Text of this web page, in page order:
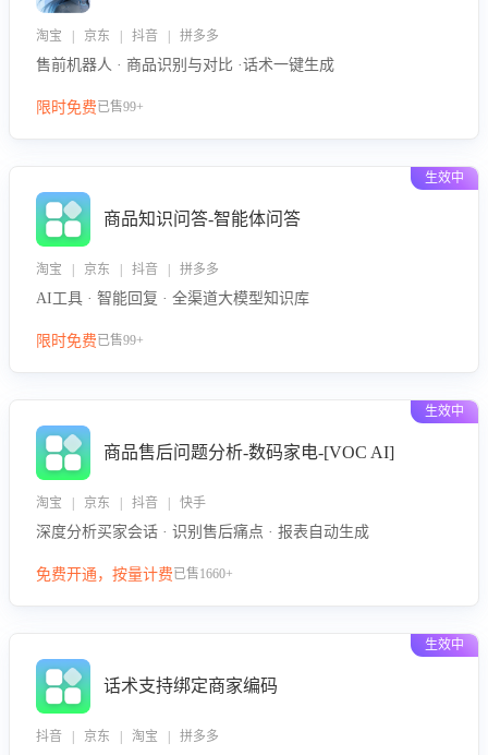
淘宝 | 京东 | 抖音 | 拼多多
售前机器人 · 商品识别与对比 ·话术一键生成
限时免费已售99+
生效中
商品知识问答-智能体问答
淘宝 | 京东 | 抖音 | 拼多多
AI工具 · 智能回复 · 全渠道大模型知识库
限时免费已售99+
生效中
商品售后问题分析-数码家电-[VOC AI]
淘宝 | 京东 | 抖音 | 快手
深度分析买家会话 · 识别售后痛点 · 报表自动生成
免费开通，按量计费已售1660+
生效中
话术支持绑定商家编码
抖音 | 京东 | 淘宝 | 拼多多